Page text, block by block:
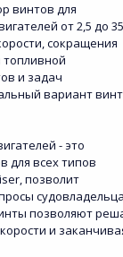
винтов для
от 2,5 до
сокращения
топливной
и задач
вариант
- это
для всех типов
позволит
позволяют
и